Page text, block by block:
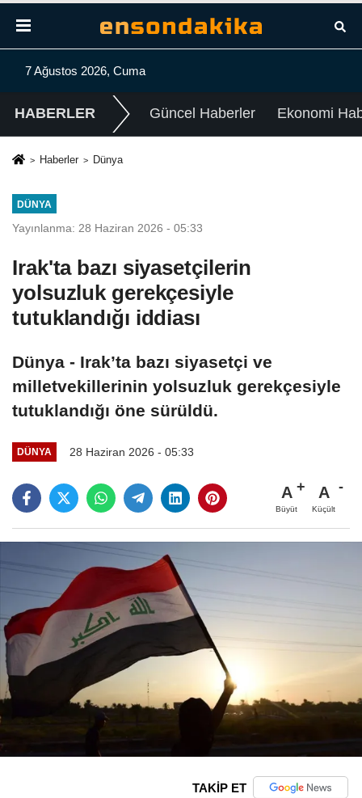
7 Ağustos 2026, Cuma
HABERLER Güncel Haberler Ekonomi
Haberler Dünya
DÜNYA
Yayınlanma: 28 Haziran 2026 - 05:33
Irak'ta bazı siyasetçilerin
yolsuzluk gerekçesiyle
tutuklandığı iddiası
Dünya - Irak’ta bazı siyasetçi ve
milletvekillerinin yolsuzluk gerekçesiyle
tutuklandığı öne sürüldü.
DÜNYA 28 Haziran 2026 - 05:33
A
Büyüt
A
Küçült
TAKİP ET